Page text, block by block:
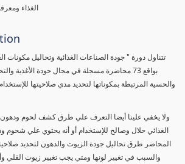
الغذاء
تتناول دورة " جودة الصناعات الغذائية وتحاليل مكونات
بواقع 73 محاضرة مسجلة في مجال جودة الأغذية
والحسية المرتبطة بمكوناتها لتحديد مدي صلاحيتها
ولا يخفي علينا أيضا التعرف علي طرق كشف لحوم ودهون
الغذائي حلال وصالح للإستخدام أو أنه يحتوي علي شحوم
المحاضر طرق تحاليل جودة الزيوت والدهون لتحديد
والسبب في تغيير لونها ومتي يجب تغيير زيوت القلي